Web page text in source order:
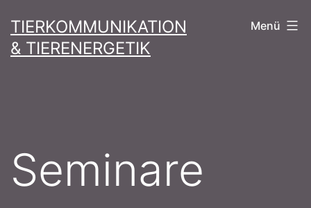
Inhalt
springen
TIERKOMMUNIKATION
& TIERENERGETIK
Menü
Seminare